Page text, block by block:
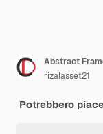
Abstract
rizalasset21
Potrebbero